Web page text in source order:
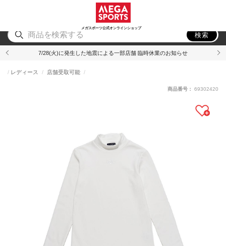
メガスポーツ公式オンラインショップ
アウトドア
検索
7/28(火)に発生した地震による一部店舗 臨時休業のお知らせ
レディース 店舗受取可能
商品番号： 69302420